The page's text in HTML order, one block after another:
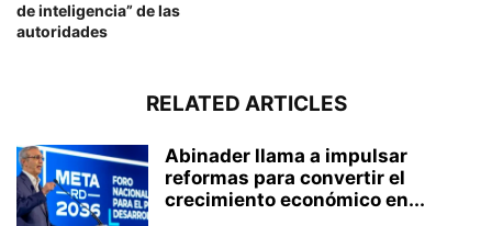
de inteligencia” de las
autoridades
RELATED ARTICLES
Abinader llama a impulsar
reformas para convertir el
crecimiento económico en...